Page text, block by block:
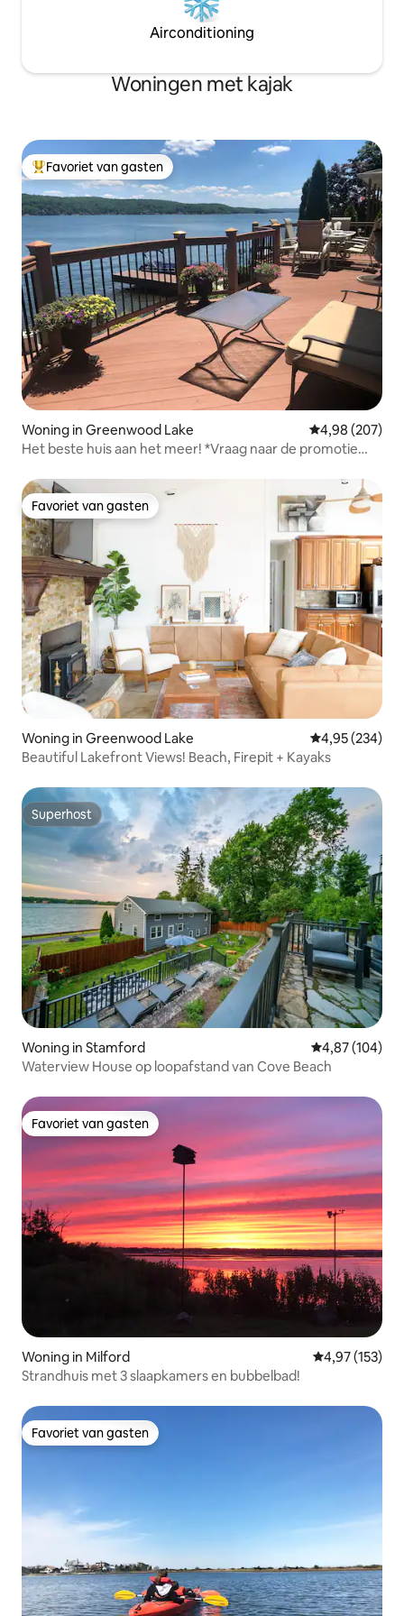
Airconditioning
Woningen met kajak
Topfavoriet van gasten
Favoriet van gasten
Woning in Greenwood Lake Gemiddelde
4,98 (207)
Het beste huis aan het meer! *Vraag naar de promotie
Favoriet van gasten
Favoriet van gasten
Woning in Greenwood Lake Gemiddelde
4,95 (234)
Beautiful Lakefront Views! Beach, Firepit + Kayaks
Superhost
Superhost
Woning in Stamford Gemiddelde
4,87 (104)
Waterview House op loopafstand van Cove Beach
Favoriet van gasten
Favoriet van gasten
Woning in Milford Gemiddelde
4,97 (153)
Strandhuis met 3 slaapkamers en bubbelbad!
Favoriet van gasten
Favoriet van gasten